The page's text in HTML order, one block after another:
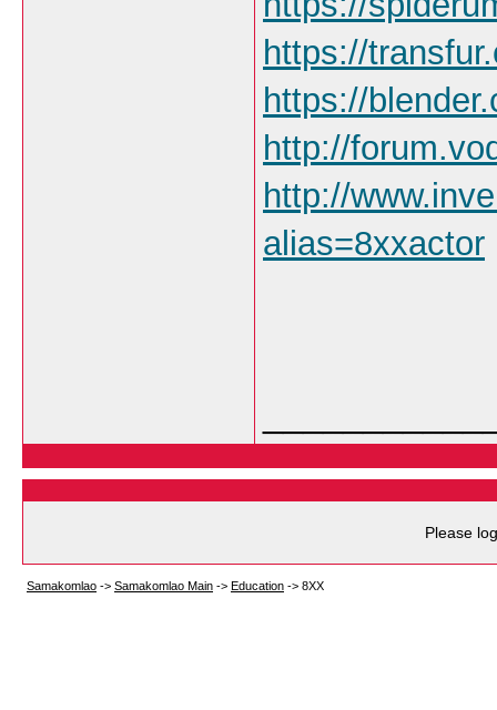
https://
https://
http://
http://
alias=8xxactor
Please
Samakomlao -> Samakomlao Main -> Education -> 8XX